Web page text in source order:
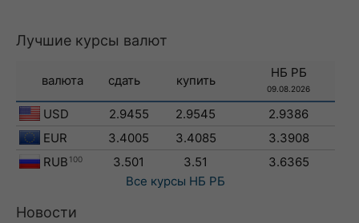
Лучшие курсы валют
валюта сдать купить
НБ РБ
09.08.2026
USD 2.9455 2.9545
2.9386
EUR
3.4005 3.4085
3.3908
RUB 100 3.501 3.51
3.6365
Все курсы НБ РБ
Новости